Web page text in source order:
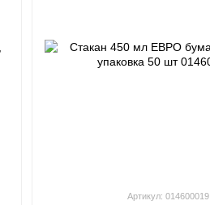
Артикул: 014600019